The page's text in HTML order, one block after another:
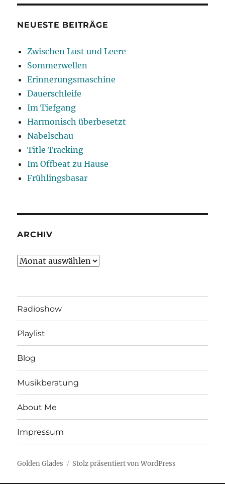
NEUESTE BEITRÄGE
Zwischen Lust und Leere
Sommerwellen
Erinnerungsmaschine
Dauerschleife
Im Tiefgang
Harmonisch überbesetzt
Nabelschau
Title Tracking
Im Offbeat zu Hause
Frühlingsbasar
ARCHIV
Archiv
Radioshow
Playlist
Blog
Musikberatung
About Me
Impressum
Golden Glades Stolz präsentiert von WordPress